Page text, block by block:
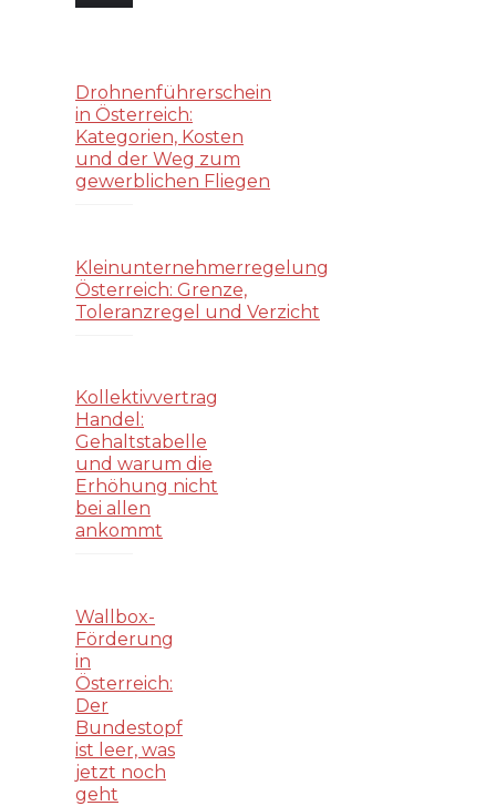
Drohnenführerschein
in Österreich:
Kategorien, Kosten
und der Weg zum
gewerblichen Fliegen
Kleinunternehmerregelung
Österreich: Grenze,
Toleranzregel und Verzicht
Kollektivvertrag
Handel:
Gehaltstabelle
und warum die
Erhöhung nicht
bei allen
ankommt
Wallbox-
Förderung
in
Österreich:
Der
Bundestopf
ist leer, was
jetzt noch
geht